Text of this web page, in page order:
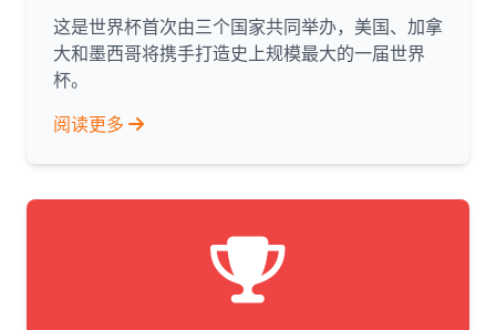
这是世界杯首次由三个国家共同举办，美国、加拿
大和墨西哥将携手打造史上规模最大的一届世界
杯。
阅读更多